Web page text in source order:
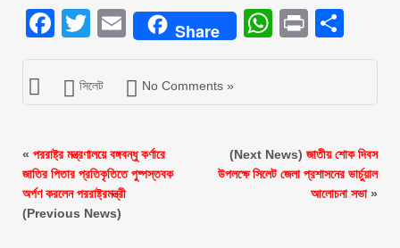
Facebook
Twitter
EmailShare Print
সিলেট No Comments »
« পররাষ্ট্র মন্ত্রণালয়ে বঙ্গবন্ধু কর্ণারে
জাতির পিতার প্রতিকৃতিতে পুষ্পস্তবক
অর্পণ করলেন পররাষ্ট্রমন্ত্রী
(Previous News)
(Next News) জাতীয় শোক দিবস
উপলক্ষে সিলেট জেলা প্রশাসনের ভার্চুয়াল
আলোচনা সভা»